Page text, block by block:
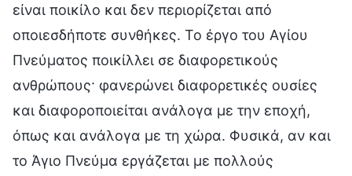
είναι ποικίλο και δεν περιορίζεται από
οποιεσδήποτε συνθήκες. Το έργο του Αγίου
Πνεύματος ποικίλλει σε διαφορετικούς
ανθρώπους· φανερώνει διαφορετικές ουσίες
και διαφοροποιείται ανάλογα με την εποχή,
όπως και ανάλογα με τη χώρα. Φυσικά, αν και
το Άγιο Πνεύμα εργάζεται με πολλούς